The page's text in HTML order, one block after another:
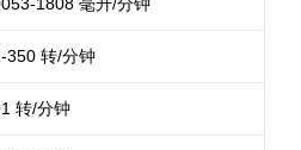
350 转/分钟
转/分钟